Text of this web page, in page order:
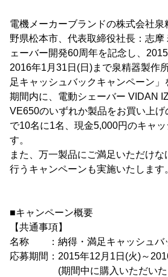
電機メーカーブランドの株式会社
野県松本市、代表取締役社長：志摩
ェーバー開発60周年を記念し、
2016年1月31日(日)まで泉精器製作
足キャッシュバックキャンペーン」
期間内に、電動シェーバー VIDAN
VE650のいずれか製品をお買い上
で10名に1名、現金5,000円のキャ
す。
また、万一製品にご満足いただけ
行うキャンペーンも実施いたします
■キャンペーン概要
【共通事項】
名称 ：納得・満足キャッシュバ
応募期間：2015年12月1日(火)～
(期間中に購入いただいたこ